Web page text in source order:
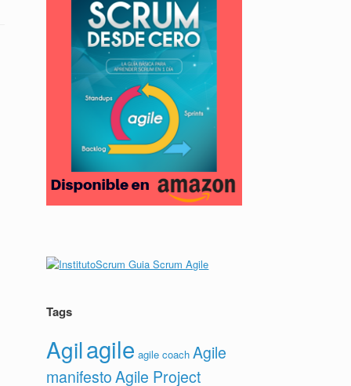
Tags
Agilagile agile coach Agile
manifestoAgile Project